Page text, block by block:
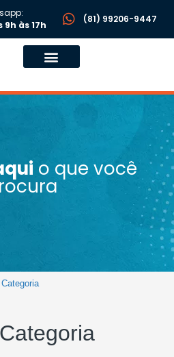
9h às 17h
(81) 99206-9447
o que você